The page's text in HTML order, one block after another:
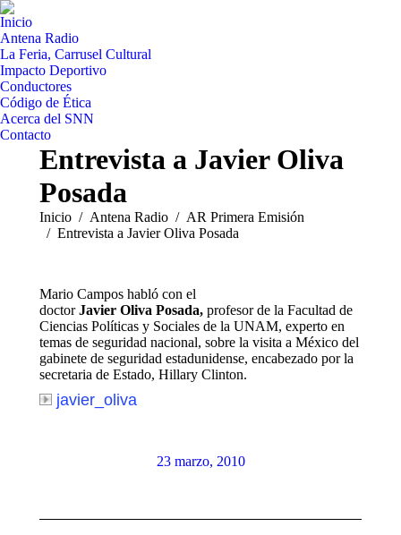
Inicio
Antena Radio
La Feria, Carrusel Cultural
Impacto Deportivo
Conductores
Código de Ética
Acerca del SNN
Contacto
Entrevista a Javier Oliva
Posada
Estás aquí:
Inicio Antena Radio
AR Primera Emisión
Entrevista a Javier Oliva Posada
Mario Campos habló con el
doctorJavier Oliva Posada, profesor de la Facultad de
Ciencias Políticas y Sociales de la UNAM, experto en
temas de seguridad nacional, sobre la visita a México del
gabinete de seguridad estadunidense, encabezado por la
secretaria de Estado, Hillary Clinton.
javier_oliva
23 marzo, 2010